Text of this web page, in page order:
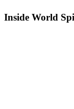
Inside World